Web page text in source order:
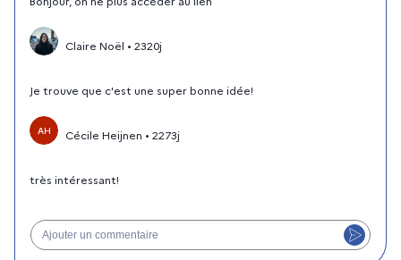
Claire Noël • 2320j
Je trouve que c'est une super bonne idée!
AH Cécile Heijnen • 2273j
très intéressant!
Ajouter un commentaire